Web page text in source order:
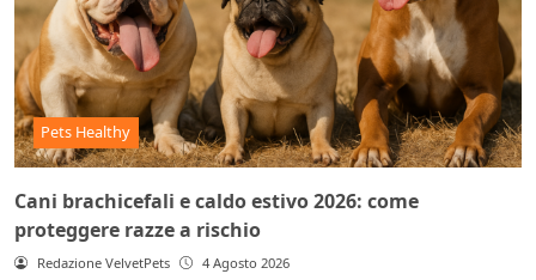
Pets Healthy
Cani brachicefali e caldo estivo 2026: come
proteggere razze a rischio
Redazione VelvetPets 4 Agosto 2026